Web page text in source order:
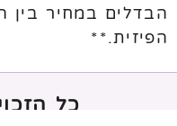
הבדלים במחיר בין
הפיזית.**
כל